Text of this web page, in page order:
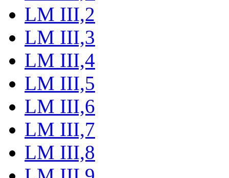
LM III,2
LM III,3
LM III,4
LM III,5
LM III,6
LM III,7
LM III,8